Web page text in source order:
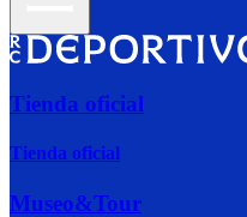
Tienda oficial
Tienda oficial
Museo&Tour